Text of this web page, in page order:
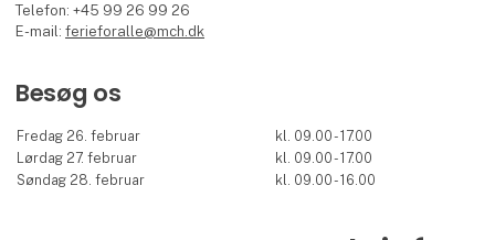
Telefon: +45 99 26 99 26
E-mail:ferieforalle@mch.dk
Besøg os
Fredag 26. februar
kl. 09.00 - 17.00
Lørdag 27. februar
kl. 09.00 - 17.00
Søndag 28. februar
kl. 09.00 - 16.00